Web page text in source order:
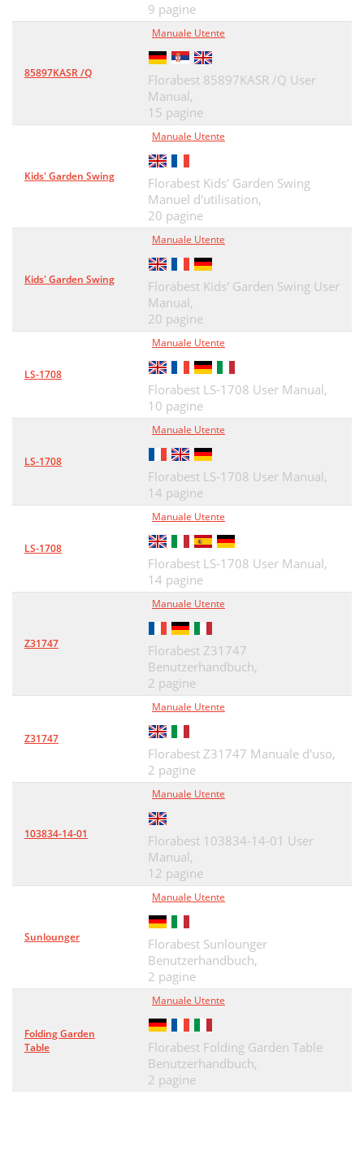
9 pagine
85897KASR /Q
Manuale Utente
Florabest 85897KASR /Q User
Manual,
15 pagine
Kids' Garden Swing
Manuale Utente
Florabest Kids' Garden Swing
Manuel d'utilisation,
20 pagine
Kids' Garden Swing
Manuale Utente
Florabest Kids' Garden Swing User
Manual,
20 pagine
LS-1708
Manuale Utente
Florabest LS-1708 User Manual,
10 pagine
LS-1708
Manuale Utente
Florabest LS-1708 User Manual,
14 pagine
LS-1708
Manuale Utente
Florabest LS-1708 User Manual,
14 pagine
Z31747
Manuale Utente
Florabest Z31747
Benutzerhandbuch,
2 pagine
Z31747
Manuale Utente
Florabest Z31747 Manuale d'uso,
2 pagine
103834-14-01
Manuale Utente
Florabest 103834-14-01 User
Manual,
12 pagine
Sunlounger
Manuale Utente
Florabest Sunlounger
Benutzerhandbuch,
2 pagine
Folding Garden
Table
Manuale Utente
Florabest Folding Garden Table
Benutzerhandbuch,
2 pagine